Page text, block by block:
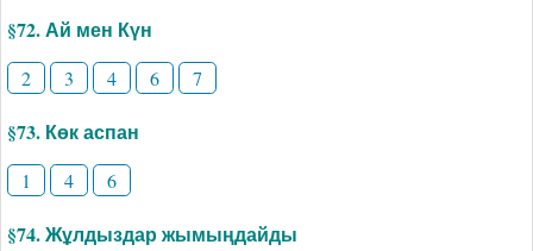
§72. Ай мен Күн
2 3 4 6 7
§73. Көк аспан
1 4 6
§74. Жұлдыздар жымыңдайды